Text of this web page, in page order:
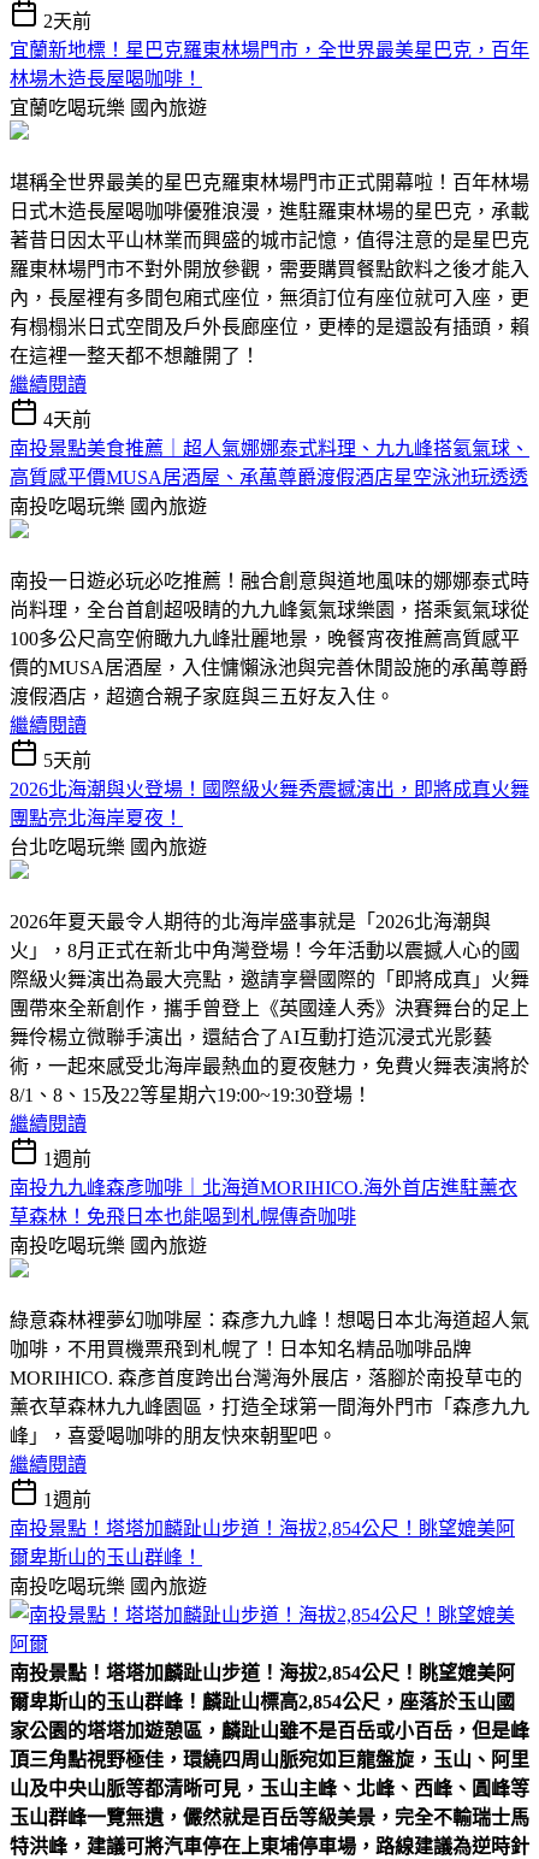
2天前
宜蘭新地標！星巴克羅東林場門市，全世界最美星巴克，百年
林場木造長屋喝咖啡！
宜蘭吃喝玩樂 國內旅遊
堪稱全世界最美的星巴克羅東林場門市正式開幕啦！百年林場
日式木造長屋喝咖啡優雅浪漫，進駐羅東林場的星巴克，承載
著昔日因太平山林業而興盛的城市記憶，值得注意的是星巴克
羅東林場門市不對外開放參觀，需要購買餐點飲料之後才能入
內，長屋裡有多間包廂式座位，無須訂位有座位就可入座，更
有榻榻米日式空間及戶外長廊座位，更棒的是還設有插頭，賴
在這裡一整天都不想離開了！
繼續閱讀
4天前
南投景點美食推薦｜超人氣娜娜泰式料理、九九峰搭氦氣球、
高質感平價MUSA居酒屋、承萬尊爵渡假酒店星空泳池玩透透
南投吃喝玩樂 國內旅遊
南投一日遊必玩必吃推薦！融合創意與道地風味的娜娜泰式時
尚料理，全台首創超吸睛的九九峰氦氣球樂園，搭乘氦氣球從
100多公尺高空俯瞰九九峰壯麗地景，晚餐宵夜推薦高質感平
價的MUSA居酒屋，入住慵懶泳池與完善休閒設施的承萬尊爵
渡假酒店，超適合親子家庭與三五好友入住。
繼續閱讀
5天前
2026北海潮與火登場！國際級火舞秀震撼演出，即將成真火舞
團點亮北海岸夏夜！
台北吃喝玩樂 國內旅遊
2026年夏天最令人期待的北海岸盛事就是「2026北海潮與
火」，8月正式在新北中角灣登場！今年活動以震撼人心的國
際級火舞演出為最大亮點，邀請享譽國際的「即將成真」火舞
團帶來全新創作，攜手曾登上《英國達人秀》決賽舞台的足上
舞伶楊立微聯手演出，還結合了AI互動打造沉浸式光影藝
術，一起來感受北海岸最熱血的夏夜魅力，免費火舞表演將於
8/1、8、15及22等星期六19:00~19:30登場！
繼續閱讀
1週前
南投九九峰森彥咖啡｜北海道MORIHICO.海外首店進駐薰衣
草森林！免飛日本也能喝到札幌傳奇咖啡
南投吃喝玩樂 國內旅遊
綠意森林裡夢幻咖啡屋：森彥九九峰！想喝日本北海道超人氣
咖啡，不用買機票飛到札幌了！日本知名精品咖啡品牌
MORIHICO. 森彥首度跨出台灣海外展店，落腳於南投草屯的
薰衣草森林九九峰園區，打造全球第一間海外門市「森彥九九
峰」，喜愛喝咖啡的朋友快來朝聖吧。
繼續閱讀
1週前
南投景點！塔塔加麟趾山步道！海拔2,854公尺！眺望媲美阿
爾卑斯山的玉山群峰！
南投吃喝玩樂 國內旅遊
南投景點！塔塔加麟趾山步道！海拔2,854公尺！眺望媲美阿
爾卑斯山的玉山群峰！ 麟趾山標高2,854公尺，座落於玉山國
家公園的塔塔加遊憩區，麟趾山雖不是百岳或小百岳，但是峰
頂三角點視野極佳，環繞四周山脈宛如巨龍盤旋，玉山、阿里
山及中央山脈等都清晰可見，玉山主峰、北峰、西峰、圓峰等
玉山群峰一覽無遺，儼然就是百岳等級美景，完全不輸瑞士馬
特洪峰，建議可將汽車停在上東埔停車場，路線建議為逆時針